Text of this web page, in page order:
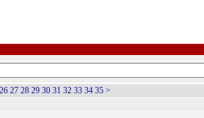
26 27 28 29 30 31 32 33 34 35 >